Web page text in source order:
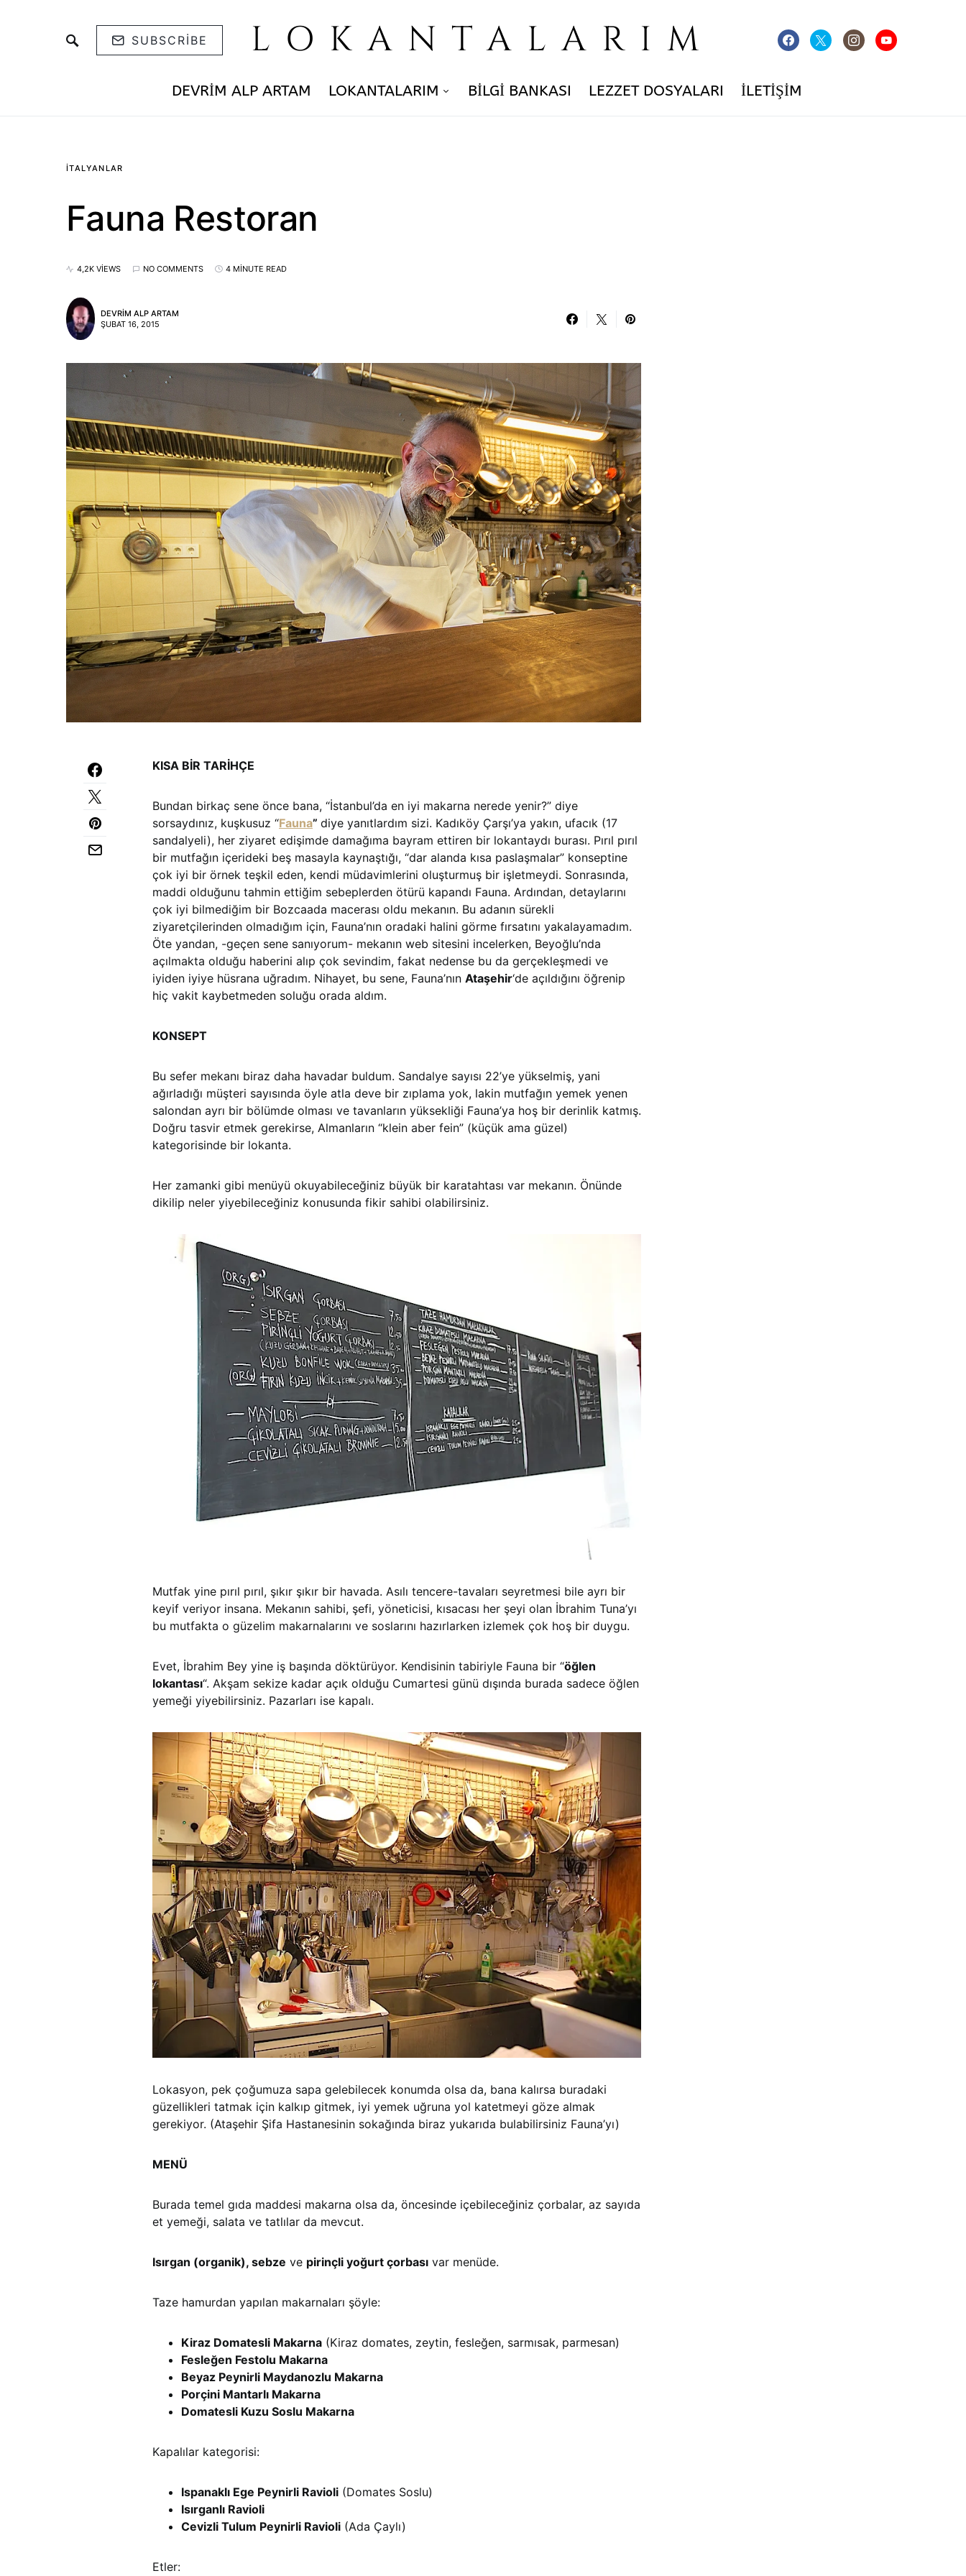
SUBSCRIBE LOKANTALARIM
DEVRIM ALP ARTAM LOKANTALARIM BILGI BANKASI LEZZET DOSYALARI İLETIŞIM
İTALYANLAR
Fauna Restoran
4,2K VIEWS NO COMMENTS 4 MINUTE READ
DEVRIM ALP ARTAM
ŞUBAT 16, 2015
KISA BİR TARİHÇE
Bundan birkaç sene önce bana, “İstanbul’da en iyi makarna nerede yenir?” diye
sorsaydınız, kuşkusuz “Fauna” diye yanıtlardım sizi. Kadıköy Çarşı’ya yakın, ufacık (17
sandalyeli), her ziyaret edişimde damağıma bayram ettiren bir lokantaydı burası. Pırıl pırıl
bir mutfağın içerideki beş masayla kaynaştığı, “dar alanda kısa paslaşmalar” konseptine
çok iyi bir örnek teşkil eden, kendi müdavimlerini oluşturmuş bir işletmeydi. Sonrasında,
maddi olduğunu tahmin ettiğim sebeplerden ötürü kapandı Fauna. Ardından, detaylarını
çok iyi bilmediğim bir Bozcaada macerası oldu mekanın. Bu adanın sürekli
ziyaretçilerinden olmadığım için, Fauna’nın oradaki halini görme fırsatını yakalayamadım.
Öte yandan, -geçen sene sanıyorum- mekanın web sitesini incelerken, Beyoğlu’nda
açılmakta olduğu haberini alıp çok sevindim, fakat nedense bu da gerçekleşmedi ve
iyiden iyiye hüsrana uğradım. Nihayet, bu sene, Fauna’nın Ataşehir‘de açıldığını öğrenip
hiç vakit kaybetmeden soluğu orada aldım.
KONSEPT
Bu sefer mekanı biraz daha havadar buldum. Sandalye sayısı 22’ye yükselmiş, yani
ağırladığı müşteri sayısında öyle atla deve bir zıplama yok, lakin mutfağın yemek yenen
salondan ayrı bir bölümde olması ve tavanların yüksekliği Fauna’ya hoş bir derinlik katmış.
Doğru tasvir etmek gerekirse, Almanların “klein aber fein” (küçük ama güzel)
kategorisinde bir lokanta.
Her zamanki gibi menüyü okuyabileceğiniz büyük bir karatahtası var mekanın. Önünde
dikilip neler yiyebileceğiniz konusunda fikir sahibi olabilirsiniz.
Mutfak yine pırıl pırıl, şıkır şıkır bir havada. Asılı tencere-tavaları seyretmesi bile ayrı bir
keyif veriyor insana. Mekanın sahibi, şefi, yöneticisi, kısacası her şeyi olan İbrahim Tuna’yı
bu mutfakta o güzelim makarnalarını ve soslarını hazırlarken izlemek çok hoş bir duygu.
Evet, İbrahim Bey yine iş başında döktürüyor. Kendisinin tabiriyle Fauna bir “öğlen
lokantası“. Akşam sekize kadar açık olduğu Cumartesi günü dışında burada sadece öğlen
yemeği yiyebilirsiniz. Pazarları ise kapalı.
Lokasyon, pek çoğumuza sapa gelebilecek konumda olsa da, bana kalırsa buradaki
güzellikleri tatmak için kalkıp gitmek, iyi yemek uğruna yol katetmeyi göze almak
gerekiyor. (Ataşehir Şifa Hastanesinin sokağında biraz yukarıda bulabilirsiniz Fauna’yı)
MENÜ
Burada temel gıda maddesi makarna olsa da, öncesinde içebileceğiniz çorbalar, az sayıda
et yemeği, salata ve tatlılar da mevcut.
Isırgan (organik), sebze ve pirinçli yoğurt çorbası var menüde.
Taze hamurdan yapılan makarnaları şöyle:
Kiraz Domatesli Makarna (Kiraz domates, zeytin, fesleğen, sarmısak, parmesan)
Fesleğen Festolu Makarna
Beyaz Peynirli Maydanozlu Makarna
Porçini Mantarlı Makarna
Domatesli Kuzu Soslu Makarna
Kapalılar kategorisi:
Ispanaklı Ege Peynirli Ravioli (Domates Soslu)
Isırganlı Ravioli
Cevizli Tulum Peynirli Ravioli (Ada Çaylı)
Etler: